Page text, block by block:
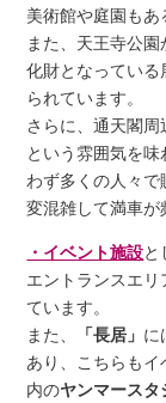
美術館や庭園もあ
また、天王寺公
化財となってい
られています。
さらに、通天閣周
という雰囲気を
わず多くの人々
変混雑して満車が
・イベント施設と
エントランスエリ
ています。
また、
「長居」 に
あり、こちらも
内のヤンマースタ